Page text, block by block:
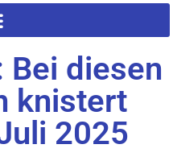
diesen
knistert
2025